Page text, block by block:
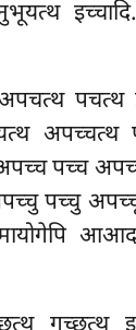
पचत्थ
अपच्चत्थ
पच्च
पच्चु अपच्चू